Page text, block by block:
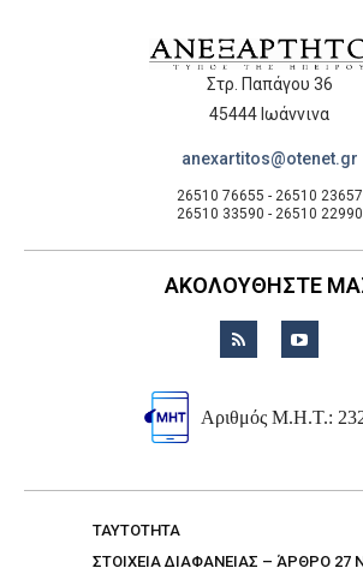
Στρ. Παπάγου 36
45444 Ιωάννινα
anexartitos@otenet.gr
26510 76655 - 26510 23657
26510 33590 - 26510 22990
ΑΚΟΛΟΥΘΗΣΤΕ
Αριθμός Μ.Η.Τ.:
TAYTOTHTA
ΣΤΟΙΧΕΙΑ ΔΙΑΦΑΝΕΙΑΣ – ΆΡΘΡΟ 27